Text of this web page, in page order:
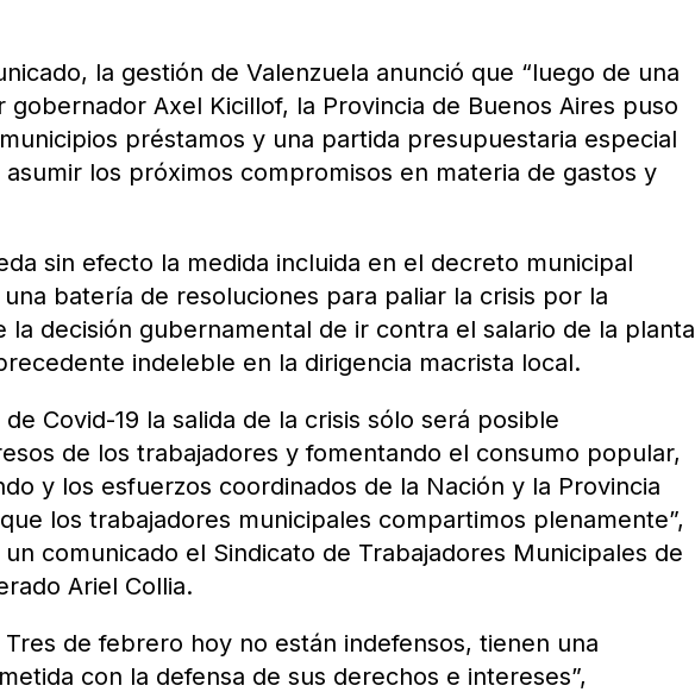
la gestión de Valenzuela anunció que “luego de una
gobernador Axel Kicillof, la Provincia de Buenos Aires puso
préstamos y una partida presupuestaria especial
los próximos compromisos en materia de gastos y
sin efecto la medida incluida en el decreto municipal
batería de resoluciones para paliar la crisis por la
la decisión gubernamental de ir contra el salario de la planta
indeleble en la dirigencia macrista local.
Covid-19 la salida de la crisis sólo será posible
de los trabajadores y fomentando el consumo popular,
y los esfuerzos coordinados de la Nación y la Provincia
los trabajadores municipales compartimos plenamente”,
comunicado el Sindicato de Trabajadores Municipales de
Ariel Collia.
Tres de febrero hoy no están indefensos, tienen una
con la defensa de sus derechos e intereses”,